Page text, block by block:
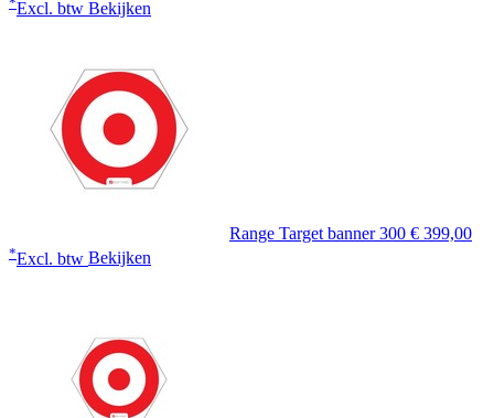
Excl. btw Bekijken
Range Target banner 300 € 399,00
*Excl. btw Bekijken